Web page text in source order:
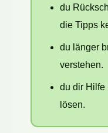
du
die Tipps
du länger
verstehen.
du dir Hilfe
lösen.